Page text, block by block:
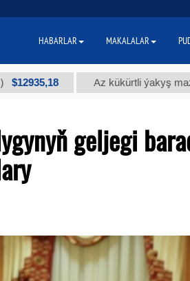
Az kükürtli ýakyş mazudy (t.)
geljegi
HABARLAR MAKALALAR